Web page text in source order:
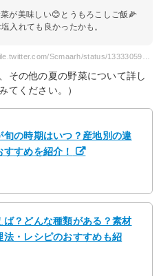
が美味しい😊とうもろこしご飯🌽
入れても良かったかも。
その他の夏の野菜について詳し
てください。）
旬の時期はいつ？産地別の違
すめを紹介！
ば？どんな種類がある？素材
法・レシピのおすすめも紹